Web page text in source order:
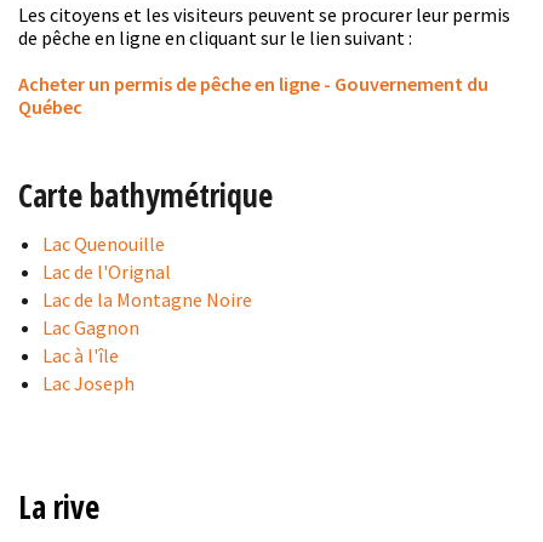
Les citoyens et les visiteurs peuvent se procurer leur permis
de pêche en ligne en cliquant sur le lien suivant :
Acheter un permis de pêche en ligne - Gouvernement du
Québec
Carte bathymétrique
Lac Quenouille
Lac de l'Orignal
Lac de la Montagne Noire
Lac Gagnon
Lac à l'île
Lac Joseph
La rive